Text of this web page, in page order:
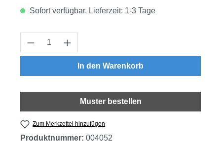
Sofort verfügbar, Lieferzeit: 1-3 Tage
Produkt Anzahl: Gib den gewünschten
In den Warenkorb
Muster bestellen
Zum Merkzettel hinzufügen
Produktnummer: 004052